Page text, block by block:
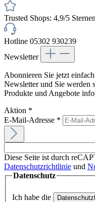
Trusted Shops: 4,9/5
Hotline 05302 930239
Newsletter
Abonnieren Sie jetzt
Newsletter und Sie werden
Produkte und Angebote
Aktion *
E-Mail-Adresse *
Diese Seite ist durch
Datenschutzrichtlinie und
Datenschutz
Ich habe die